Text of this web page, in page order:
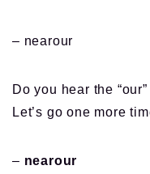
– nearour
Do you hear the
Let’s go one more
– nearour